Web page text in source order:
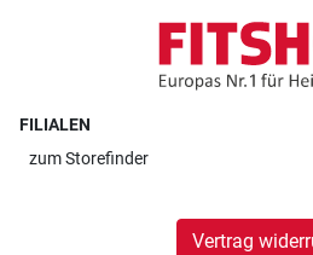
FILIALEN
zumStorefinder
Vertrag